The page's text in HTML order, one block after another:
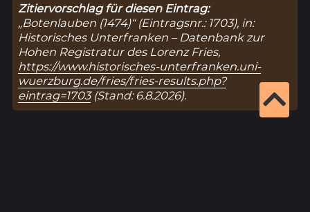
Zitiervorschlag für diesen Eintrag:
„Botenlauben (1474)“ (Eintragsnr.: 1703), in:
Historisches Unterfranken – Datenbank zur
Hohen Registratur des Lorenz Fries,
https://www.historisches-unterfranken.uni-
wuerzburg.de/fries/fries-results.php?
eintrag=1703(Stand: 6.8.2026).